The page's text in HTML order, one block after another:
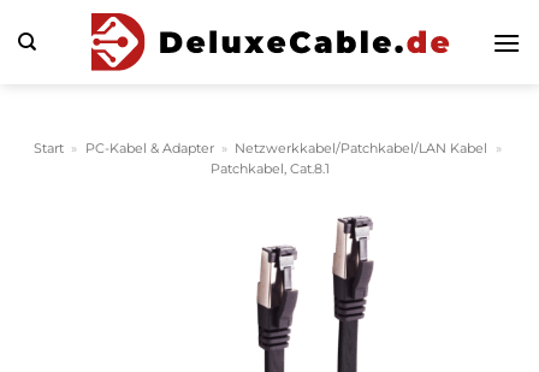
Inhalt
Start » PC-Kabel & Adapter » Netzwerkkabel/Patchkabel/LAN Kabel
»
Patchkabel, Cat.8.1